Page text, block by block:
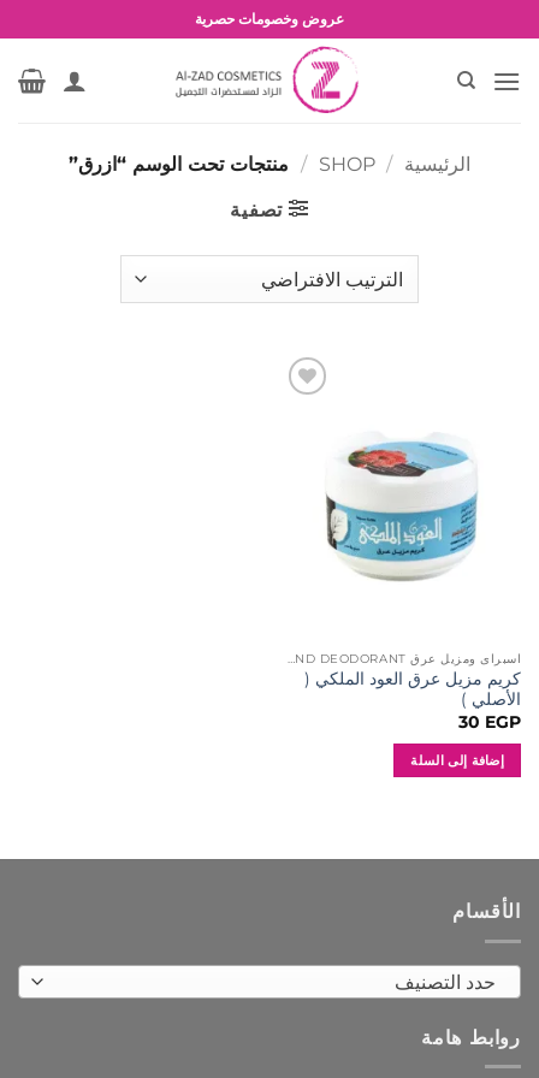
للمحتوى
عروض وخصومات حصرية
الرئيسية /
SHOP
/ منتجات تحت الوسم “ازرق”
تصفية
كريم مزيل عرق العود الملكي (
الأصلي )
30 EGP
إضافة إلى السلة
الأقسام
حدد التصنيف
روابط هامة